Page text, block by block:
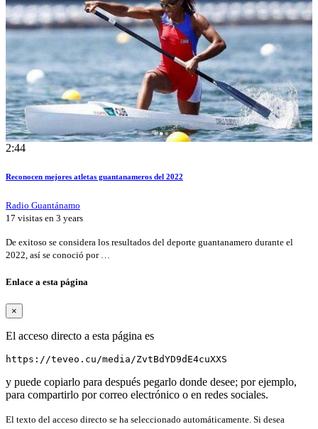
2:44
Reconocen mejores atletas guantanameros del 2022
Radio Guantánamo
17 visitas en 3 years
De exitoso se considera los resultados del deporte guantanamero durante el
2022, así se conoció por …
Enlace a esta página
×
El acceso directo a esta página es
https://teveo.cu/media/ZvtBdYD9dE4cuXXS
y puede copiarlo para después pegarlo donde desee; por ejemplo,
para compartirlo por correo electrónico o en redes sociales.
El texto del acceso directo se ha seleccionado automáticamente. Si desea